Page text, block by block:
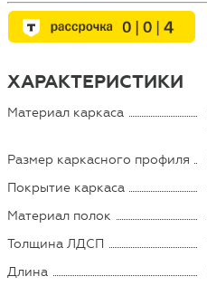
ХАРАКТЕРИСТИКИ
Материал каркаса
Размер каркасного профиля
Покрытие каркаса
Материал полок
Толщина ЛДСП
Длина